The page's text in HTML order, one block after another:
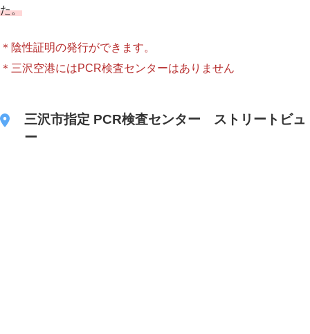
た。
＊陰性証明の発行ができます。
＊三沢空港にはPCR検査センターはありません
三沢市指定 PCR検査センター ストリートビュ
ー